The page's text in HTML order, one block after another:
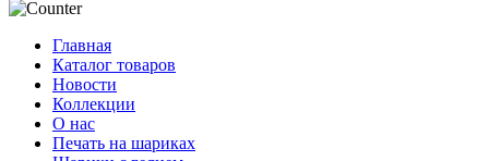
Главная
Каталог товаров
Новости
Коллекции
О нас
Печать на шариках